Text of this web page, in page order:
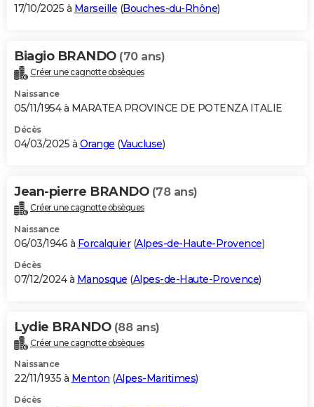
S'inscrire
Se connecter
Lycées
Collèges
Primaires
Universités
Entreprises
Service militaire
Avis de recherche
AVIS DE DÉCÈS
Bricolage
Lifestyle
Culture
Sport
Auto
Television
Voyage
Cinema
17/10/2025 à Marseille (Bouches-du-Rhône)
Biagio BRANDO (70 ans)
Créer une cagnotte obsèques
Naissance
05/11/1954 à MARATEA PROVINCE DE POTENZA ITALIE
Décès
04/03/2025 à Orange (Vaucluse)
Jean-pierre BRANDO (78 ans)
Créer une cagnotte obsèques
Naissance
06/03/1946 à Forcalquier(Alpes-de-Haute-Provence)
Décès
07/12/2024 à Manosque (Alpes-de-Haute-Provence)
Lydie BRANDO (88 ans)
Créer une cagnotte obsèques
Naissance
22/11/1935 à Menton (Alpes-Maritimes)
Décès